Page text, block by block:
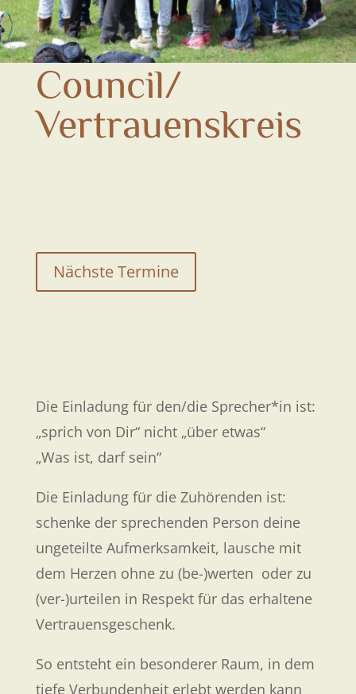
Council/
Vertrauenskreis
Nächste Termine
Die Einladung für den/die Sprecher*in ist:
„sprich von Dir“ nicht „über etwas“
„Was ist, darf sein“
Die Einladung für die Zuhörenden ist:
schenke der sprechenden Person deine
ungeteilte Aufmerksamkeit, lausche mit
dem Herzen ohne zu (be-)werten oder zu
(ver-)urteilen in Respekt für das erhaltene
Vertrauensgeschenk.
So entsteht ein besonderer Raum, in dem
tiefe Verbundenheit erlebt werden kann